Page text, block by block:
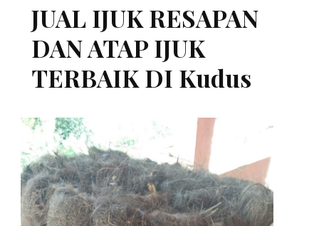
JUAL IJUK RESAPAN
DAN ATAP IJUK
TERBAIK DI Kudus